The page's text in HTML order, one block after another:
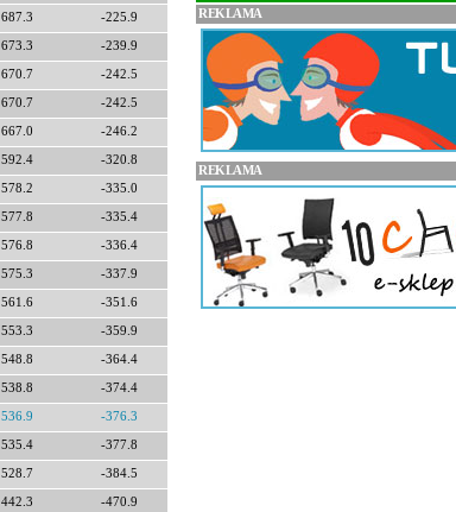
687.3 -225.9
673.3 -239.9
670.7 -242.5
670.7 -242.5
667.0 -246.2
592.4 -320.8
578.2 -335.0
577.8 -335.4
576.8 -336.4
575.3 -337.9
561.6 -351.6
553.3 -359.9
548.8 -364.4
538.8 -374.4
536.9 -376.3
535.4 -377.8
528.7 -384.5
442.3 -470.9
REKLAMA
REKLAMA